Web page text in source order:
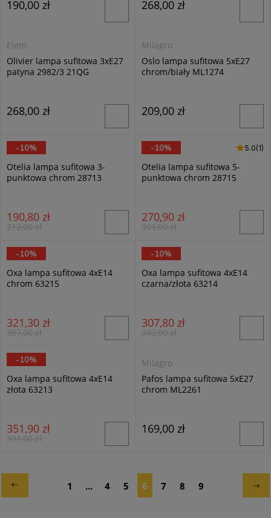
190,00 zł 268,00 zł
Elem
Olivier lampa sufitowa 3xE27
patyna 2982/3 21QG
268,00 zł
Milagro
Oslo lampa sufitowa 5xE27
chrom/biały ML1274
209,00 zł
Alfa
Otelia lampa sufitowa 3-
punktowa chrom 28713
190,80 zł
212,00 zł
-10%
Alfa
Otelia lampa sufitowa 5-
punktowa chrom 28715
5.0 (1)
5.0(1)
270,90 zł
301,00 zł
-10%
Alfa
Oxa lampa sufitowa 4xE14
chrom 63215
321,30 zł
357,00 zł
-10%
Alfa
Oxa lampa sufitowa 4xE14
czarna/złota 63214
307,80 zł
342,00 zł
-10%
Alfa
Oxa lampa sufitowa 4xE14
złota 63213
351,90 zł
391,00 zł
-10%
Milagro
Pafos lampa sufitowa 5xE27
chrom ML2261
169,00 zł
1 ... 4 5 6 7 8 9